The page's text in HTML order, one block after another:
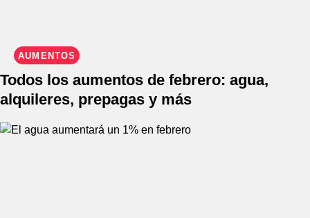
AUMENTOS
Todos los aumentos de febrero: agua,
alquileres, prepagas y más